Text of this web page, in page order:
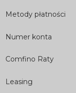
Metody płatności
Numer konta
Comfino Raty
Leasing